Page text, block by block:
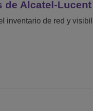
de Alcatel-
inventario de red y